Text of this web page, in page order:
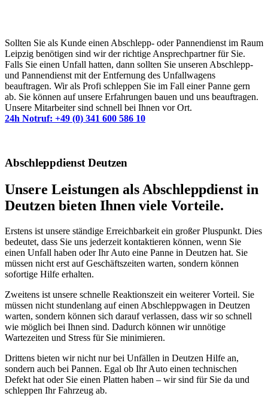
Sollten Sie als Kunde einen Abschlepp- oder Pannendienst im Raum
Leipzig benötigen sind wir der richtige Ansprechpartner für Sie.
Falls Sie einen Unfall hatten, dann sollten Sie unseren Abschlepp-
und Pannendienst mit der Entfernung des Unfallwagens
beauftragen. Wir als Profi schleppen Sie im Fall einer Panne gern
ab. Sie können auf unsere Erfahrungen bauen und uns beauftragen.
Unsere Mitarbeiter sind schnell bei Ihnen vor Ort.
24h Notruf: +49 (0) 341 600 586 10
Abschleppdienst Deutzen
Unsere Leistungen als Abschleppdienst in
Deutzen bieten Ihnen viele Vorteile.
Erstens ist unsere ständige Erreichbarkeit ein großer Pluspunkt. Dies
bedeutet, dass Sie uns jederzeit kontaktieren können, wenn Sie
einen Unfall haben oder Ihr Auto eine Panne in Deutzen hat. Sie
müssen nicht erst auf Geschäftszeiten warten, sondern können
sofortige Hilfe erhalten.
Zweitens ist unsere schnelle Reaktionszeit ein weiterer Vorteil. Sie
müssen nicht stundenlang auf einen Abschleppwagen in Deutzen
warten, sondern können sich darauf verlassen, dass wir so schnell
wie möglich bei Ihnen sind. Dadurch können wir unnötige
Wartezeiten und Stress für Sie minimieren.
Drittens bieten wir nicht nur bei Unfällen in Deutzen Hilfe an,
sondern auch bei Pannen. Egal ob Ihr Auto einen technischen
Defekt hat oder Sie einen Platten haben – wir sind für Sie da und
schleppen Ihr Fahrzeug ab.